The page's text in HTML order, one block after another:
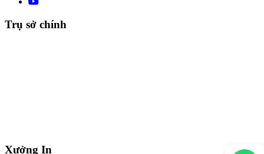
Trụ sở chính
Xưởng In